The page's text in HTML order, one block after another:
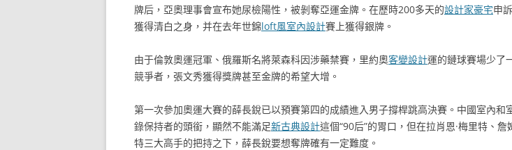
牌后，亞奧理事會宣布她尿檢陽性，被剝奪亞運金牌。在歷時200多天的設計家豪宅申
獲得清白之身，并在去年世錦loft風室內設計賽上獲得銀牌。
由于倫敦奧運冠軍、俄羅斯名將萊森科因涉藥禁賽，里約奧客變設計運的鏈球賽場少了
競爭者，張文秀獲得獎牌甚至金牌的希望大增。
第一次參加奧運大賽的薛長銳已以預賽第四的成績進入男子撐桿跳高決賽。中國室內和
錄保持者的頭銜，顯然不能滿足新古典設計這個“90后”的胃口，但在拉肖恩·梅里特、詹
特三大高手的把持之下，薛長銳要想奪牌確有一定難度。